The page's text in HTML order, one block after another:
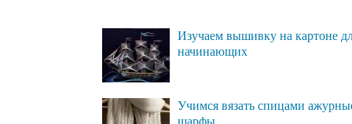
Изучаем вышивку на картоне
начинающих
Учимся вязать спицами
шарфы